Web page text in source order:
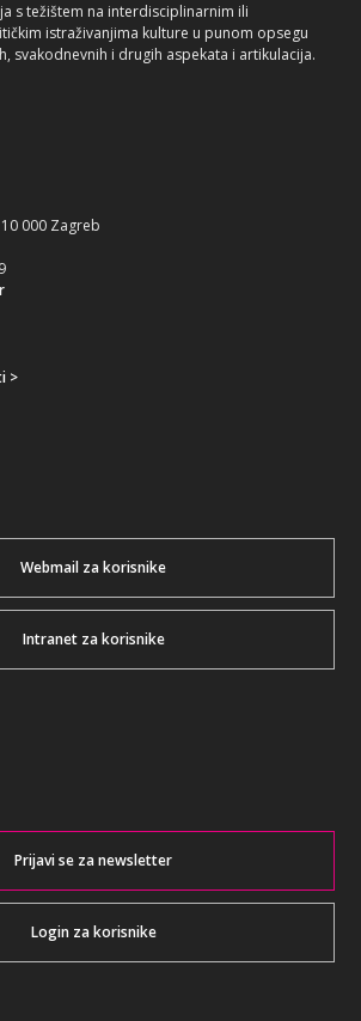
s težištem na interdisciplinarnim ili
istraživanjima kulture u punom opsegu
svakodnevnih i drugih aspekata i artikulacija.
000 Zagreb
>
Webmail za korisnike
Intranet za korisnike
Prijavi se za newsletter
Login za korisnike